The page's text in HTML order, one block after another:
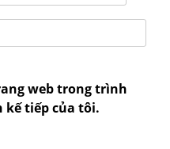
web trong trình
kế tiếp của tôi.